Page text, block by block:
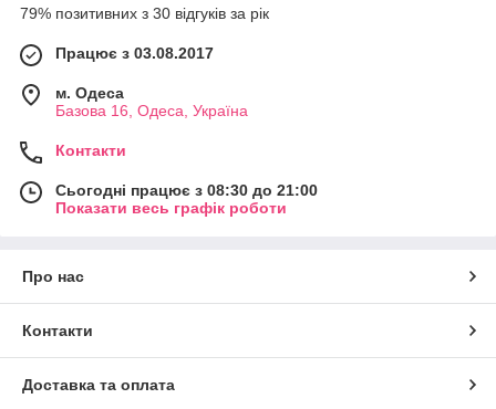
79% позитивних з 30 відгуків за рік
Працює з 03.08.2017
м. Одеса
Базова 16, Одеса, Україна
Контакти
Сьогодні працює з 08:30 до 21:00
Показати весь графік роботи
Про нас
Контакти
Доставка та оплата